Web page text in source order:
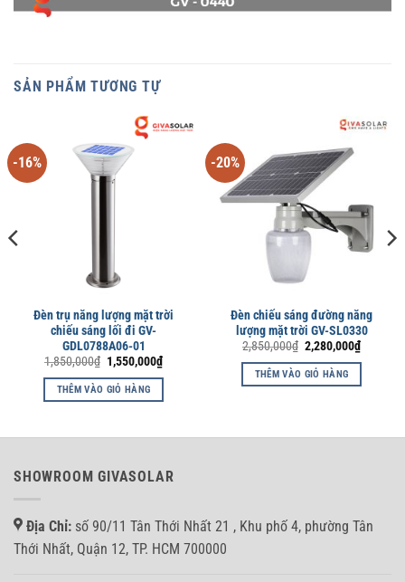
SẢN PHẨM TƯƠNG TỰ
-16%
Đèn trụ năng lượng mặt trời
chiếu sáng lối đi GV-
GDL0788A06-01
1,850,000₫ Giá
gốc
là:
1,850,000₫.
1,550,000₫Giá
hiện
THÊM VÀO GIỎ HÀNG
-20%
Đèn chiếu sáng đường năng
lượng mặt trời GV-SL0330
2,850,000₫ Giá
gốc
là:
2,850,000₫.
2,280,000₫Giá
hiện
THÊM VÀO GIỎ HÀNG
SHOWROOM GIVASOLAR
Địa Chỉ: số 90/11 Tân Thới Nhất 21 , Khu phố 4, phường Tân
Thới Nhất, Quận 12, TP. HCM 700000